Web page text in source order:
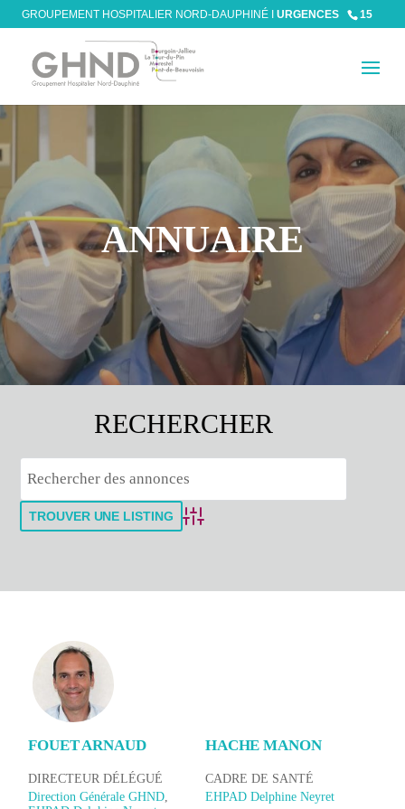
GROUPEMENT HOSPITALIER NORD-DAUPHINÉ I URGENCES 15
ANNUAIRE
Advanced Search
FOUET ARNAUD
DIRECTEUR DÉLÉGUÉ
Direction Générale GHND,
HACHE MANON
CADRE DE SANTÉ
EHPAD Delphine Neyret